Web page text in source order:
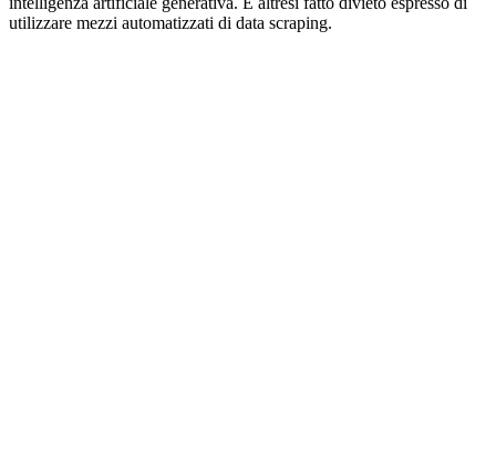
utilizzare mezzi automatizzati di data scraping.